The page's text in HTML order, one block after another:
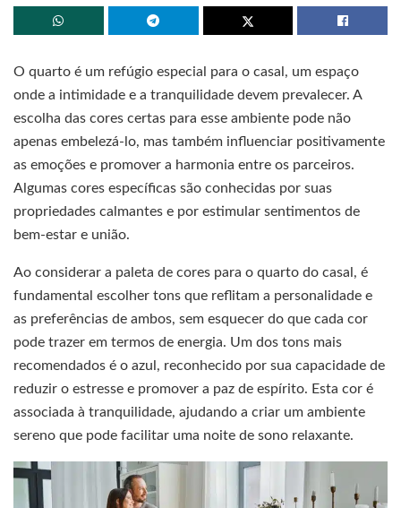
O quarto é um refúgio especial para o casal, um espaço
onde a intimidade e a tranquilidade devem prevalecer. A
escolha das cores certas para esse ambiente pode não
apenas embelezá-lo, mas também influenciar positivamente
as emoções e promover a harmonia entre os parceiros.
Algumas cores específicas são conhecidas por suas
propriedades calmantes e por estimular sentimentos de
bem-estar e união.
Ao considerar a paleta de cores para o quarto do casal, é
fundamental escolher tons que reflitam a personalidade e
as preferências de ambos, sem esquecer do que cada cor
pode trazer em termos de energia. Um dos tons mais
recomendados é o azul, reconhecido por sua capacidade de
reduzir o estresse e promover a paz de espírito. Esta cor é
associada à tranquilidade, ajudando a criar um ambiente
sereno que pode facilitar uma noite de sono relaxante.